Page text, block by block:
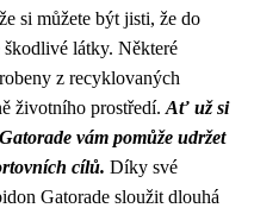
si můžete být jisti, že do
škodlivé látky. Některé
z recyklovaných
životního prostředí. Ať už si
vám pomůže udržet
cílů. Díky své
Gatorade sloužit dlouhá